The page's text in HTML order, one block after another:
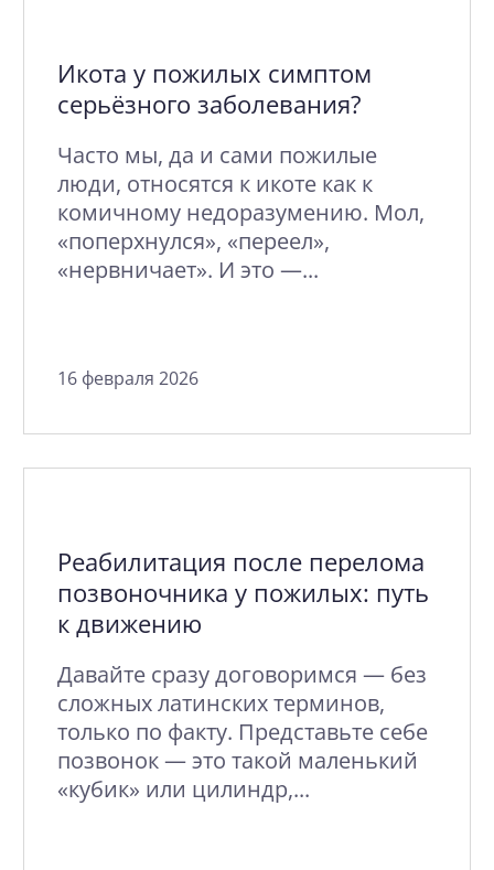
Икота у пожилых симптом
серьёзного заболевания?
Часто мы, да и сами пожилые
люди, относятся к икоте как к
комичному недоразумению. Мол,
«поперхнулся», «переел»,
«нервничает». И это —...
16 февраля 2026
Реабилитация после перелома
позвоночника у пожилых: путь
к движению
Давайте сразу договоримся — без
сложных латинских терминов,
только по факту. Представьте себе
позвонок — это такой маленький
«кубик» или цилиндр,...